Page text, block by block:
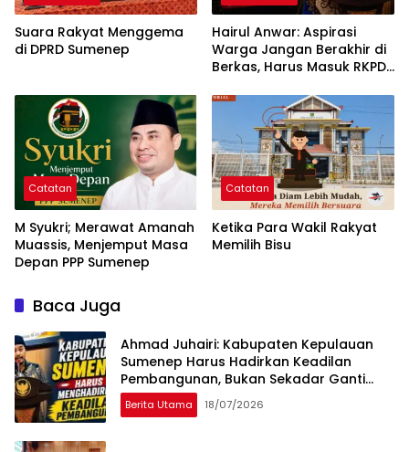
Suara Rakyat Menggema
di DPRD Sumenep
Hairul Anwar: Aspirasi
Warga Jangan Berakhir di
Berkas, Harus Masuk RKPD
Catatan
M Syukri; Merawat Amanah
Muassis, Menjemput Masa
Depan PPP Sumenep
Catatan
Ketika Para Wakil Rakyat
Memilih Bisu
Baca Juga
Ahmad Juhairi: Kabupaten Kepulauan
Sumenep Harus Hadirkan Keadilan
Pembangunan, Bukan Sekadar Ganti
Nama
Berita Utama 18/07/2026